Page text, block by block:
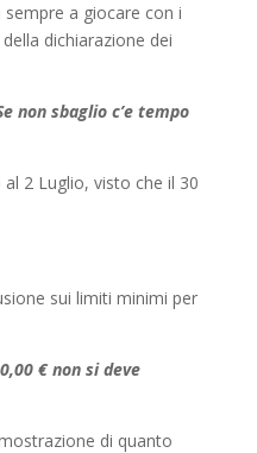
sempre a giocare con i
dichiarazione dei
non sbaglio c’e tempo
2 Luglio, visto che il 30
sui limiti minimi per
€ non si deve
di quanto